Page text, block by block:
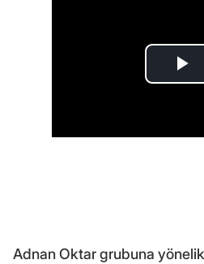
Adnan Oktar grubuna yönelik